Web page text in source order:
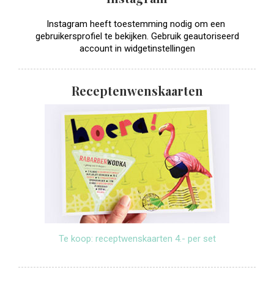
Instagram heeft toestemming nodig om een ​​
gebruikersprofiel te bekijken. Gebruik geautoriseerd
account in widgetinstellingen
Receptenwenskaarten
Te koop: receptwenskaarten 4.- per set